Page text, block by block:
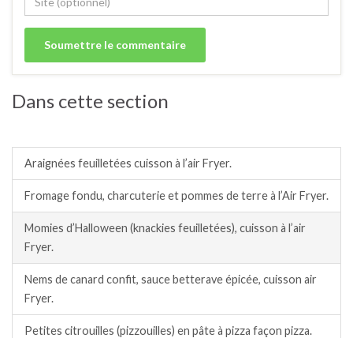
Dans cette section
Araignées feuilletées cuisson à l’air Fryer.
Fromage fondu, charcuterie et pommes de terre à l’Air Fryer.
Momies d’Halloween (knackies feuilletées), cuisson à l’air
Fryer.
Nems de canard confit, sauce betterave épicée, cuisson air
Fryer.
Petites citrouilles (pizzouilles) en pâte à pizza façon pizza.